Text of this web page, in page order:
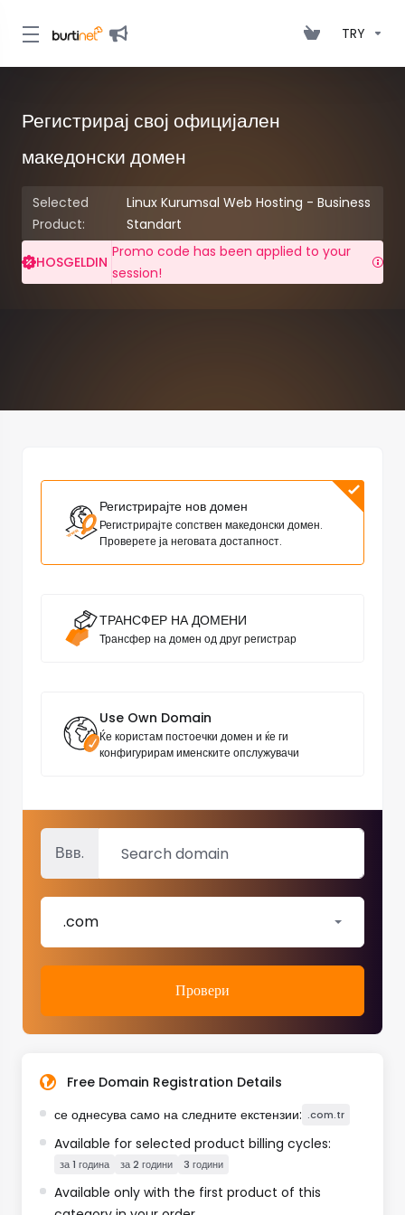
TRY
Регистрирај свој официјален
македонски домен
Selected
Product:
Linux Kurumsal Web Hosting - Business
Standart
HOSGELDIN
Promo code has been applied to your
session!
Регистрирајте нов домен
Регистрирајте сопствен македонски домен.
Проверете ја неговата достапност.
ТРАНСФЕР НА ДОМЕНИ
Трансфер на домен од друг регистрар
Use Own Domain
Ќе користам постоечки домен и ќе ги
конфигурирам именските опслужувачи
Ввв.
.com
Провери
Free Domain Registration Details
се однесува само на следните екстензии: .com.tr
Available for selected product billing cycles:
за 1 година за 2 години 3 години
Available only with the first product of this